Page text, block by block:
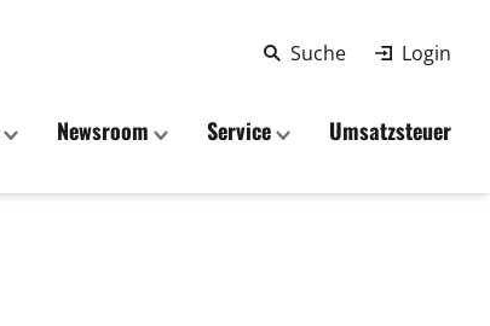
Suche Login
Newsroom Service Umsatzsteuer